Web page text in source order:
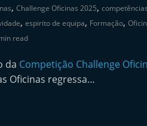
, Challenge Oficinas 2025, competências
, espirito de equipa, Formação,
read
da Competição Challenge
Oficinas regressa…